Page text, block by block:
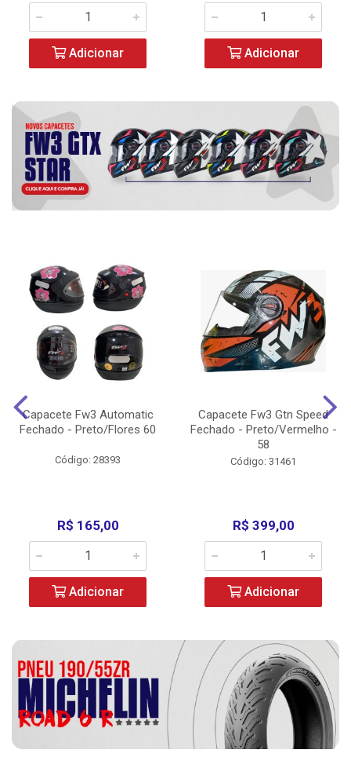
Adicionar Adicionar
Capacete Fw3 Automatic
Fechado - Preto/Flores 60
Código: 28393
R$ 165,00
Adicionar
Capacete Fw3 Gtn Speed
Fechado - Preto/Vermelho -
58
Código: 31461
R$ 399,00
Adicionar